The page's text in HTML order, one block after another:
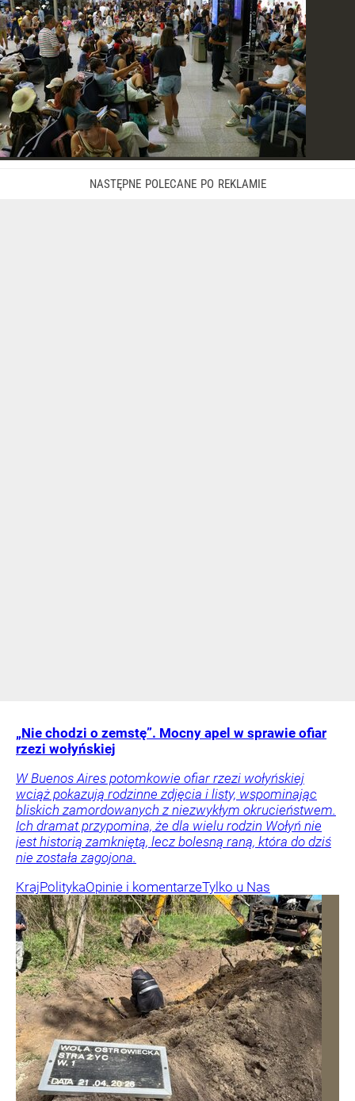
„Nie chodzi o zemstę”. Mocny apel w sprawie ofiar
rzezi wołyńskiej
W Buenos Aires potomkowie ofiar rzezi wołyńskiej
wciąż pokazują rodzinne zdjęcia i listy, wspominając
bliskich zamordowanych z niezwykłym okrucieństwem.
Ich dramat przypomina, że dla wielu rodzin Wołyń nie
jest historią zamkniętą, lecz bolesną raną, która do dziś
nie została zagojona.
KrajPolitykaOpinie i komentarzeTylko u Nas